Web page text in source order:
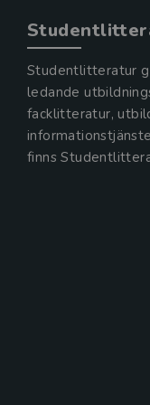
Studentlitteratur
ledande
facklitteratur,
finns